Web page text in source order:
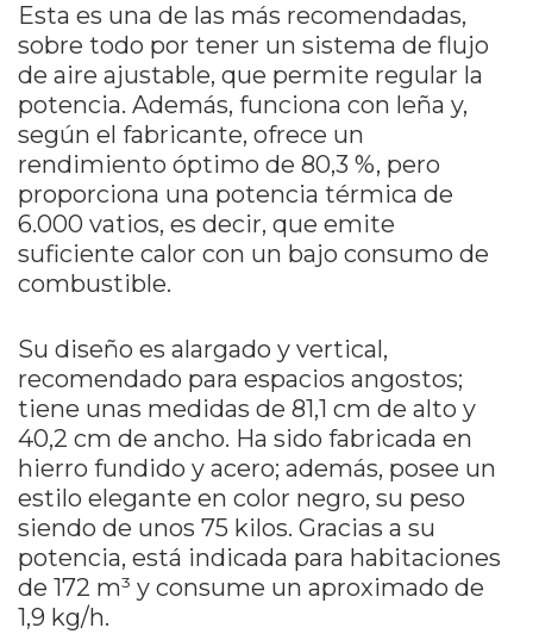
Esta es una de las más recomendadas,
sobre todo por tener un sistema de flujo
de aire ajustable, que permite regular la
potencia. Además, funciona con leña y,
según el fabricante, ofrece un
rendimiento óptimo de 80,3 %, pero
proporciona una potencia térmica de
6.000 vatios, es decir, que emite
suficiente calor con un bajo consumo de
combustible.
Su diseño es alargado y vertical,
recomendado para espacios angostos;
tiene unas medidas de 81,1 cm de alto y
40,2 cm de ancho. Ha sido fabricada en
hierro fundido y acero; además, posee un
estilo elegante en color negro, su peso
siendo de unos 75 kilos. Gracias a su
potencia, está indicada para habitaciones
de 172 m³ y consume un aproximado de
1,9 kg/h.